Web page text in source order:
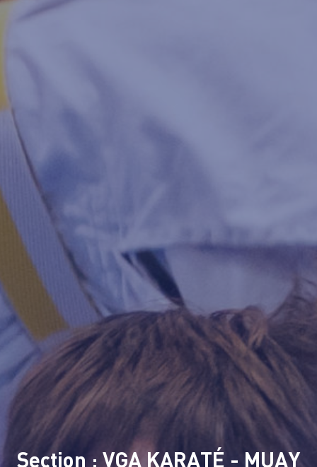
Section : VGA KARATÉ - MUAY